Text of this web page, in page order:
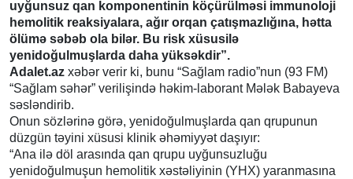
uyğunsuz qan komponentinin köçürülməsi immunoloji
hemolitik reaksiyalara, ağır orqan çatışmazlığına, hətta
ölümə səbəb ola bilər. Bu risk xüsusilə
yenidoğulmuşlarda daha yüksəkdir”.
Adalet.az xəbər verir ki, bunu “Sağlam radio”nun (93 FM)
“Sağlam səhər” verilişində həkim-laborant Mələk Babayeva
səsləndirib.
Onun sözlərinə görə, yenidoğulmuşlarda qan qrupunun
düzgün təyini xüsusi klinik əhəmiyyət daşıyır:
“Ana ilə döl arasında qan qrupu uyğunsuzluğu
yenidoğulmuşun hemolitik xəstəliyinin (YHX) yaranmasına